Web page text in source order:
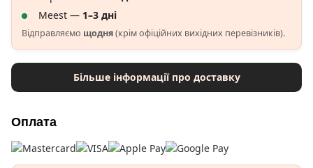
Meest — 1–3 дні
Відправляємо щодня(крім офіційних вихідних перевізників).
Більше інформації про доставку
Оплата